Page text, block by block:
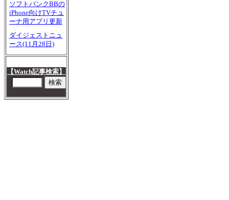
ソフトバンクBBの
iPhone向けTVチュ
ーナ用アプリ更新
ダイジェストニュ
ース(11月28日)
【Watch記事検索】